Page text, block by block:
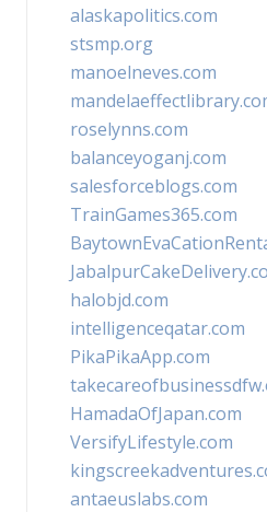
alaskapolitics.com
stsmp.org
manoelneves.com
roselynns.com
balanceyoganj.com
salesforceblogs.com
TrainGames365.com
halobjd.com
intelligenceqatar.com
PikaPikaApp.com
HamadaOfJapan.com
VersifyLifestyle.com
antaeuslabs.com